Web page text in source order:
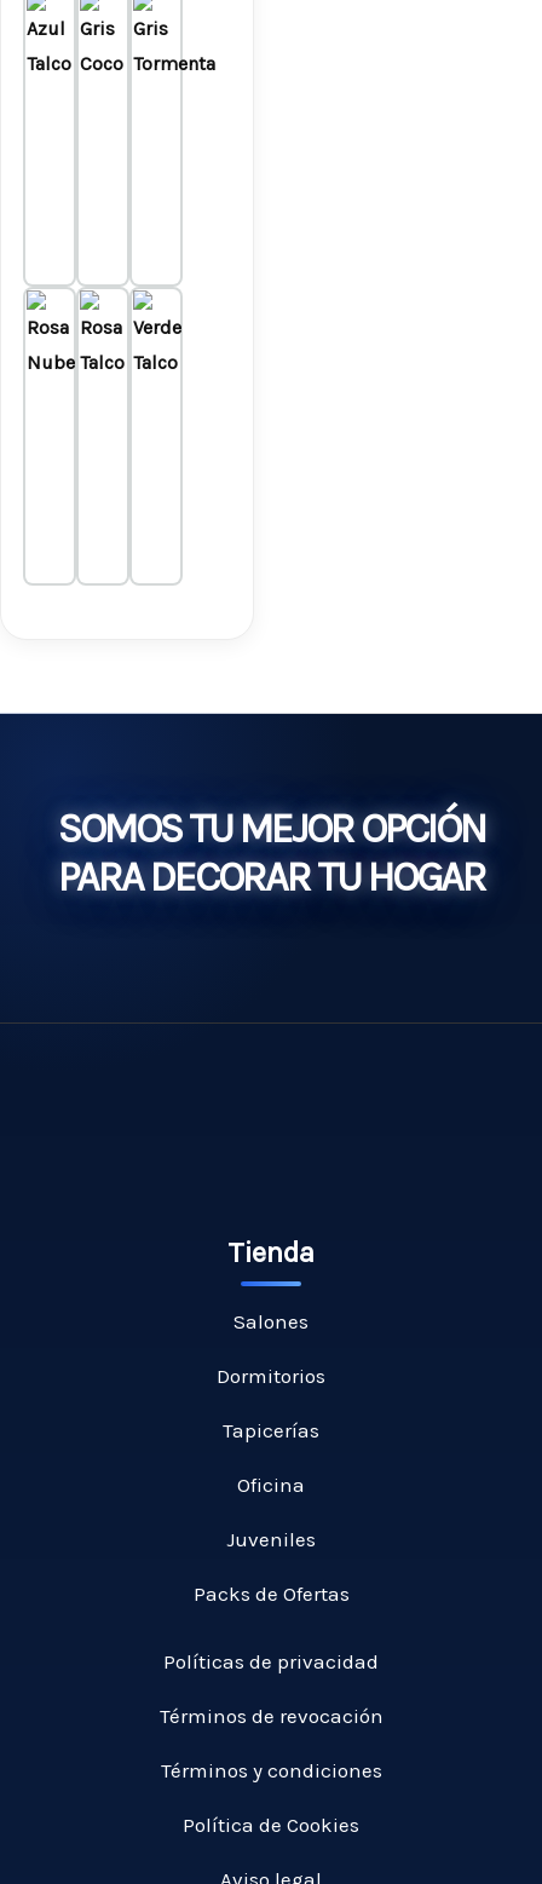
SOMOS TU MEJOR OPCIÓN
PARA DECORAR TU HOGAR
Tienda
Salones
Dormitorios
Tapicerías
Oficina
Juveniles
Packs de Ofertas
Políticas de privacidad
Términos de revocación
Términos y condiciones
Política de Cookies
Aviso legal